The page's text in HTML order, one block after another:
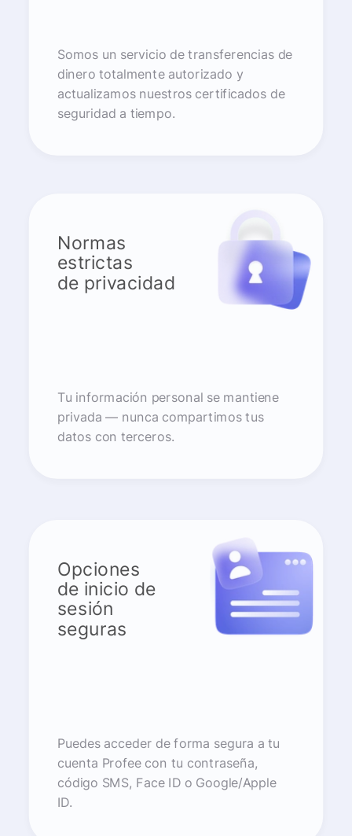
Somos un servicio de transferencias de
dinero totalmente autorizado y
actualizamos nuestros certificados de
seguridad a tiempo.
Normas
estrictas
de privacidad
Tu información personal se mantiene
privada — nunca compartimos tus
datos con terceros.
Opciones
de inicio de
sesión
seguras
Puedes acceder de forma segura a tu
cuenta Profee con tu contraseña,
código SMS, Face ID o Google/Apple
ID.